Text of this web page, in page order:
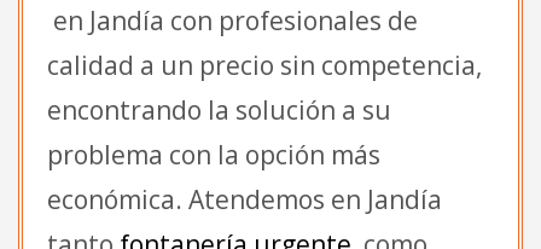
en Jandía con profesionales de
calidad a un precio sin competencia,
encontrando la solución a su
problema con la opción más
económica. Atendemos en Jandía